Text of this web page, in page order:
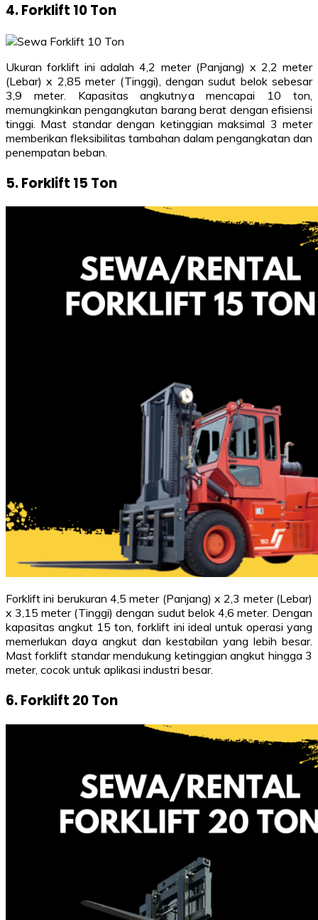
4. Forklift 10 Ton
Ukuran forklift ini adalah 4,2 meter (Panjang) x 2,2 meter
(Lebar) x 2,85 meter (Tinggi), dengan sudut belok sebesar
3,9 meter. Kapasitas angkutnya mencapai 10 ton,
memungkinkan pengangkutan barang berat dengan efisiensi
tinggi. Mast standar dengan ketinggian maksimal 3 meter
memberikan fleksibilitas tambahan dalam pengangkatan dan
penempatan beban.
5. Forklift 15 Ton
Forklift ini berukuran 4,5 meter (Panjang) x 2,3 meter (Lebar)
x 3,15 meter (Tinggi) dengan sudut belok 4,6 meter. Dengan
kapasitas angkut 15 ton, forklift ini ideal untuk operasi yang
memerlukan daya angkut dan kestabilan yang lebih besar.
Mast forklift standar mendukung ketinggian angkut hingga 3
meter, cocok untuk aplikasi industri besar.
6. Forklift 20 Ton